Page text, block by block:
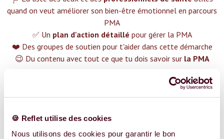
🍪 Reflet utilise des cookies
Nous utilisons des cookies pour garantir le bon
quand on veut améliorer son bien-être émotionnel en parcours
PMA
✅ Un plan d'action détaillé pour gérer la PMA
❤️ Des groupes de soutien pour t'aider dans cette démarche
😉 Du contenu avec tout ce que tu dois savoir sur la PMA